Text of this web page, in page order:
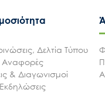
Δελτία Τύπου
Αναφορές
& Διαγωνισμοί